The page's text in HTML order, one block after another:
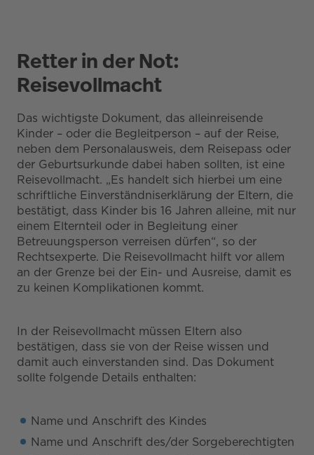
Retter in der Not:
Reisevollmacht
Das wichtigste Dokument, das alleinreisende
Kinder – oder die Begleitperson – auf der Reise,
neben dem Personalausweis, dem Reisepass oder
der Geburtsurkunde dabei haben sollten, ist eine
Reisevollmacht. „Es handelt sich hierbei um eine
schriftliche Einverständniserklärung der Eltern, die
bestätigt, dass Kinder bis 16 Jahren alleine, mit nur
einem Elternteil oder in Begleitung einer
Betreuungsperson verreisen dürfen“, so der
Rechtsexperte. Die Reisevollmacht hilft vor allem
an der Grenze bei der Ein- und Ausreise, damit es
zu keinen Komplikationen kommt.
In der Reisevollmacht müssen Eltern also
bestätigen, dass sie von der Reise wissen und
damit auch einverstanden sind. Das Dokument
sollte folgende Details enthalten:
Name und Anschrift des Kindes
Name und Anschrift des/der Sorgeberechtigten